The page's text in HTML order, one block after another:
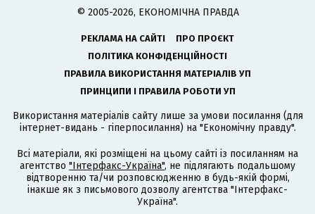
© 2005-2026, ЕКОНОМІЧНА ПРАВДА
РЕКЛАМА НА САЙТІ
ПРО ПРОЄКТ
ПОЛІТИКА КОНФІДЕНЦІЙНОСТІ
ПРАВИЛА ВИКОРИСТАННЯ МАТЕРІАЛІВ УП
ПРИНЦИПИ І ПРАВИЛА РОБОТИ УП
Використання матеріалів сайту лише за умови посилання (для
інтернет-видань - гіперпосилання) на "Економічну правду".
Всі матеріали, які розміщені на цьому сайті із посиланням на
агентство "Інтерфакс-Україна", не підлягають подальшому
відтворенню та/чи розповсюдженню в будь-якій формі,
інакше як з письмового дозволу агентства "Інтерфакс-
Україна".